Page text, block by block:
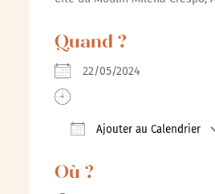
Quand ?
22/05/2024
Ajouter au Calendrier
Où ?